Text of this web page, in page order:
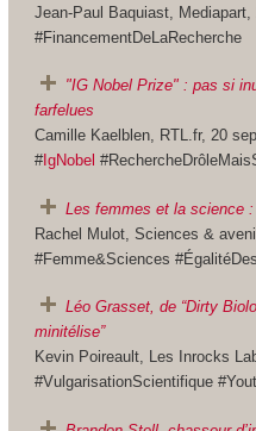
Jean-Paul Baquiast,
#FinancementDeLaRecherche
"IG Nobel Prize" : pas si
farfelues
Camille Kaelblen, RTL.fr, 20
#IgNobel
Les femmes et la science
Rachel Mulot, Sciences &
#Femme&Sciences
Léo Grasset, de “Dirty
minitélise”
Kevin Poireault, Les Inrocks
#VulgarisationScientifique